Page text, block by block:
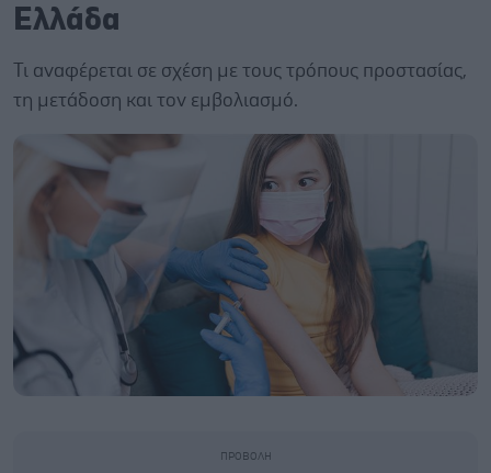
Ελλάδα
Τι αναφέρεται σε σχέση με τους τρόπους προστασίας,
τη μετάδοση και τον εμβολιασμό.